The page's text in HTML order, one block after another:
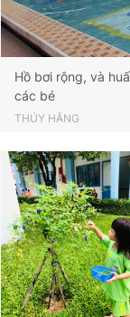
Hồ bơi rộng, và
các bé
THÚY HẰNG